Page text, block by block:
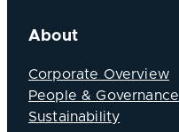
About
Corporate Overview
People & Governance
Sustainability